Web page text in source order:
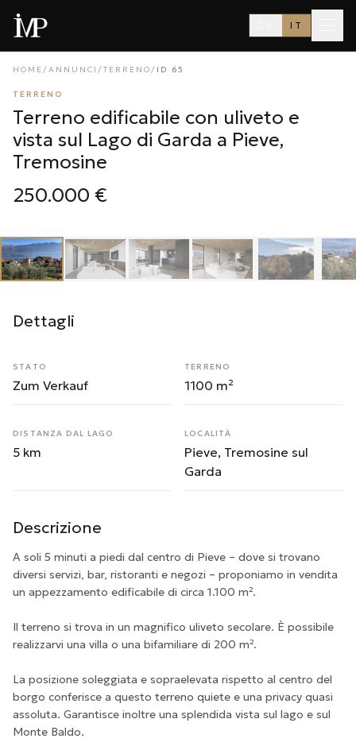
IT
HOME/ANNUNCI /TERRENO/ ID 65
TERRENO
Terreno edificabile con uliveto e
vista sul Lago di Garda a Pieve,
Tremosine
250.000 €
Dettagli
STATO
Zum Verkauf
TERRENO
1100 m²
DISTANZA DAL LAGO
5 km
LOCALITÀ
Pieve, Tremosine sul
Garda
Descrizione
A soli 5 minuti a piedi dal centro di Pieve – dove si trovano
diversi servizi, bar, ristoranti e negozi – proponiamo in vendita
un appezzamento edificabile di circa 1.100 m².
Il terreno si trova in un magnifico uliveto secolare. È possibile
realizzarvi una villa o una bifamiliare di 200 m².
La posizione soleggiata e sopraelevata rispetto al centro del
borgo conferisce a questo terreno quiete e una privacy quasi
assoluta. Garantisce inoltre una splendida vista sul lago e sul
Monte Baldo.